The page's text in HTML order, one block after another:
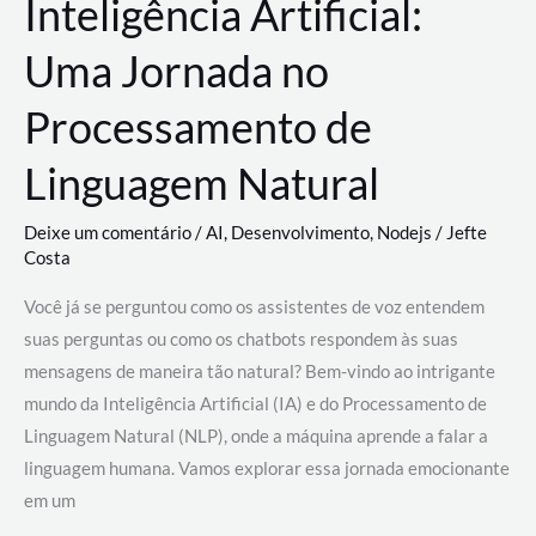
Inteligência Artificial:
Uma Jornada no
Processamento de
Linguagem Natural
Deixe um comentário/AI, Desenvolvimento, Nodejs / Jefte
Costa
Você já se perguntou como os assistentes de voz entendem
suas perguntas ou como os chatbots respondem às suas
mensagens de maneira tão natural? Bem-vindo ao intrigante
mundo da Inteligência Artificial (IA) e do Processamento de
Linguagem Natural (NLP), onde a máquina aprende a falar a
linguagem humana. Vamos explorar essa jornada emocionante
em um